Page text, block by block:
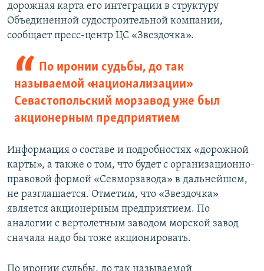
дорожная карта его интеграции в структуру
Объединенной судостроительной компании,
сообщает пресс-центр ЦС «Звездочка».
По иронии судьбы, до так
называемой «национализации»
Севастопольский морзавод уже был
акционерным предприятием
Информация о составе и подробностях «дорожной
карты», а также о том, что будет с организационно-
правовой формой «Севморзавода» в дальнейшем,
не разглашается. Отметим, что «Звездочка»
является акционерным предприятием. По
аналогии с вертолетным заводом морской завод
сначала надо бы тоже акционировать.